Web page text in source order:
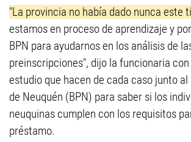
"La provincia no había dado nunca este
estamos en proceso de aprendizaje y
BPN para ayudarnos en los análisis de
preinscripciones", dijo la funcionaria
estudio que hacen de cada caso junto
de Neuquén (BPN) para saber si los
neuquinas cumplen con los requisitos
préstamo.